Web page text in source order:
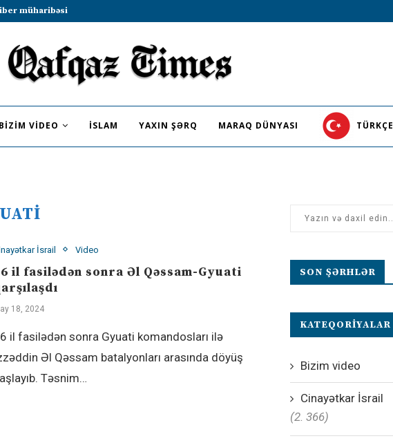
müharibəsi
BIZIM VIDEO İSLAM YAXIN ŞƏRQ MARAQ DÜNYASI TÜRKÇE
İsrail Video
il fasilədən sonra Əl Qəssam-Gyuati
18, 2024
il fasilədən sonra Gyuati komandosları ilə
Əl Qəssam batalyonları arasında döyüş
Təsnim…
SON ŞƏRHLƏR
KATEQORIYALAR
Bizim video
Cinayətkar İsrail
(2. 366)